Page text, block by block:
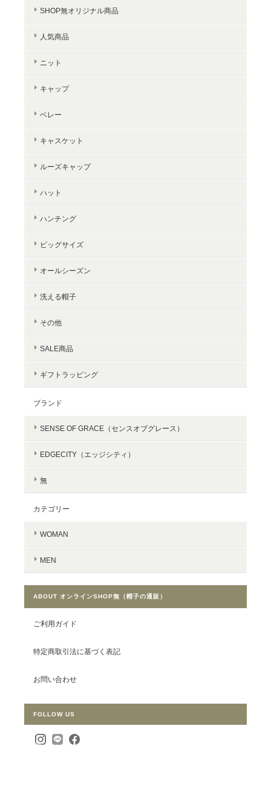
SHOP無オリジナル商品
人気商品
ニット
キャップ
ベレー
キャスケット
ルーズキャップ
ハット
ハンチング
ビッグサイズ
オールシーズン
洗える帽子
その他
SALE商品
ギフトラッピング
ブランド
SENSE OF GRACE（センスオブグレース）
EDGECITY（エッジシティ）
無
カテゴリー
WOMAN
MEN
ABOUT オンラインSHOP無（帽子の通販）
ご利用ガイド
特定商取引法に基づく表記
お問い合わせ
FOLLOW US